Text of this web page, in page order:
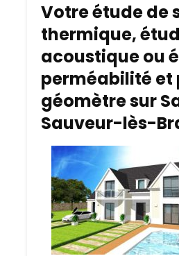
Votre étude de
thermique,
acoustique ou
perméabilité et
géomètre sur
Sauveur-lès-